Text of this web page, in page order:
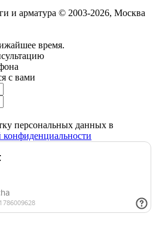
и арматура © 2003-2026, Москва
время.
с вами
персональных данных в
конфиденциальности